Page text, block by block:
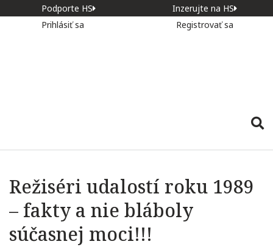
Podporte HS
Inzerujte na HS
Prihlásiť sa
Registrovať sa
Režiséri udalostí roku 1989
– fakty a nie bláboly
súčasnej moci!!!